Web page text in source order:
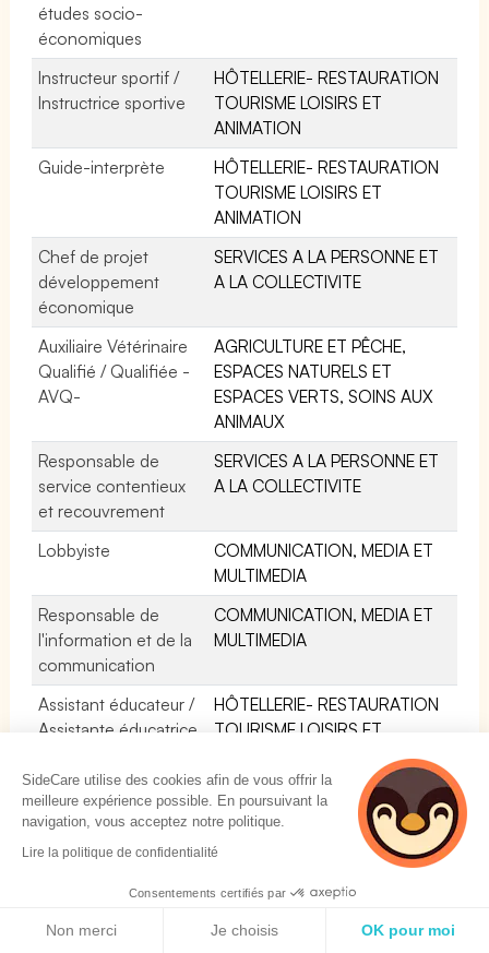
études socio-
économiques
Instructeur sportif /
Instructrice sportive
HÔTELLERIE- RESTAURATION
TOURISME LOISIRS ET
ANIMATION
Guide-interprète
HÔTELLERIE- RESTAURATION
TOURISME LOISIRS ET
ANIMATION
Chef de projet
développement
économique
SERVICES A LA PERSONNE ET
A LA COLLECTIVITE
Auxiliaire Vétérinaire
Qualifié / Qualifiée -
AVQ-
AGRICULTURE ET PÊCHE,
ESPACES NATURELS ET
ESPACES VERTS, SOINS AUX
ANIMAUX
Responsable de
service contentieux
et recouvrement
SERVICES A LA PERSONNE ET
A LA COLLECTIVITE
Lobbyiste
COMMUNICATION, MEDIA ET
MULTIMEDIA
Responsable de
l'information et de la
communication
COMMUNICATION, MEDIA ET
MULTIMEDIA
Assistant éducateur /
Assistante éducatrice
HÔTELLERIE- RESTAURATION
TOURISME LOISIRS ET
Juriste financier /
financière
SERVICES A LA PERSONNE ET
A LA COLLECTIVITE
Juriste notarial /
SERVICES A LA PERSONNE ET
A LA COLLECTIVITE
SideCare utilise des cookies afin de vous offrir la
meilleure expérience possible. En poursuivant la
navigation, vous acceptez notre politique.
Lire la politique de confidentialité
Consentements certifiés par
Non merci Je choisis OK pour moi